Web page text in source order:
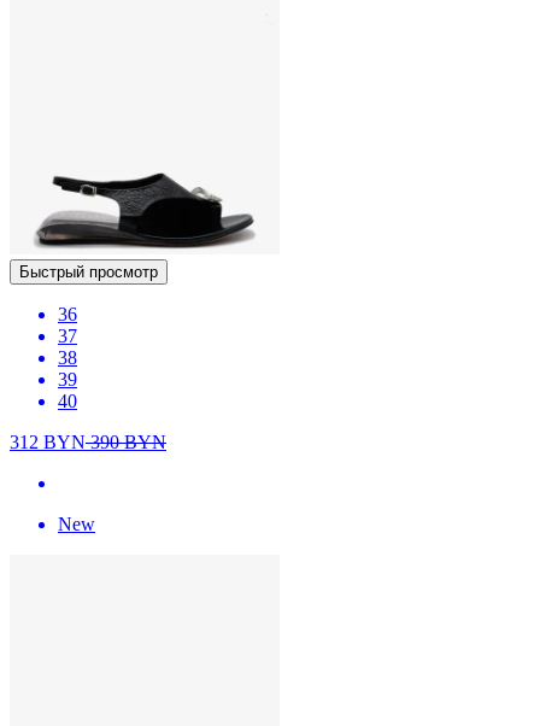
Быстрый просмотр
36
37
38
39
40
312 BYN390BYN
New